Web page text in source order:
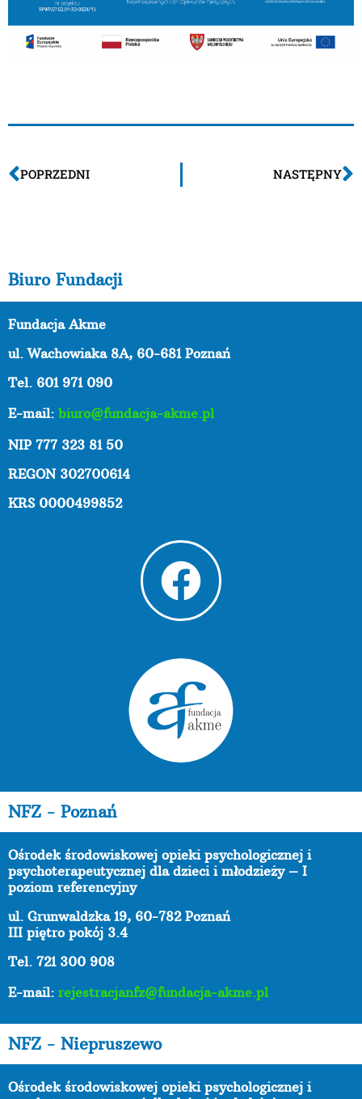
POPRZEDNI NASTĘPNY
Biuro Fundacji
Fundacja Akme
ul. Wachowiaka 8A, 60-681 Poznań
Tel. 601 971 090
E-mail: biuro@fundacja-akme.pl
NIP 777 323 81 50
REGON 302700614
KRS 0000499852
NFZ - Poznań
Ośrodek środowiskowej opieki psychologicznej i
psychoterapeutycznej dla dzieci i młodzieży – I
poziom referencyjny
ul. Grunwaldzka 19, 60-782 Poznań
III piętro pokój 3.4
Tel. 721 300 908
E-mail: rejestracjanfz@fundacja-akme.pl
NFZ - Niepruszewo
Ośrodek środowiskowej opieki psychologicznej i